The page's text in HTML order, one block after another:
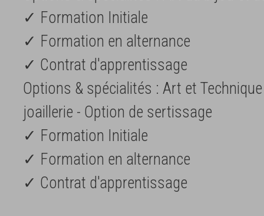
✓ Formation Initiale
✓ Formation en alternance
✓ Contrat d'apprentissage
Options & spécialités : Art et
joaillerie - Option de sertissage
✓ Formation Initiale
✓ Formation en alternance
✓ Contrat d'apprentissage